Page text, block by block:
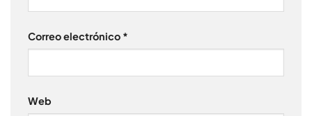
Correo electrónico *
Web